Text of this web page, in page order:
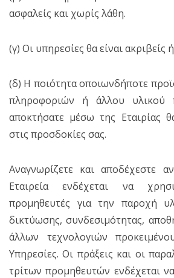
ασφαλείς και χωρίς λάθη.
(γ) Οι υπηρεσίες θα είναι ακριβείς
(δ) Η ποιότητα οποιωνδήποτε
πληροφοριών ή άλλου υλικού
αποκτήσατε μέσω της Εταιρίας
στις προσδοκίες σας.
Αναγνωρίζετε και αποδέχεστε
Εταιρεία ενδέχεται να
προμηθευτές για την παροχή
δικτύωσης, συνδεσιμότητας,
άλλων τεχνολογιών
Υπηρεσίες. Οι πράξεις και οι
τρίτων προμηθευτών ενδέχεται